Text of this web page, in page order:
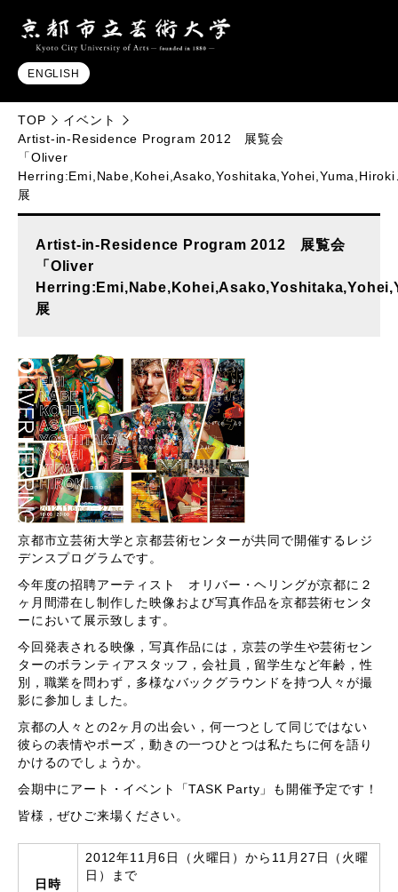
ENGLISH
TOP
イベント
Artist-in-Residence Program 2012 展覧会
「Oliver
展
Artist-in-Residence Program 2012 展覧会
「Oliver
展
京都市立芸術大学と京都芸術センターが共同で開催するレジ
デンスプログラムです。
今年度の招聘アーティスト オリバー・ヘリングが京都に２
ヶ月間滞在し制作した映像および写真作品を京都芸術センタ
ーにおいて展示致します。
今回発表される映像，写真作品には，京芸の学生や芸術セン
ターのボランティアスタッフ，会社員， 留学生など年齢，性
別，職業を問わず， 多様なバックグラウンドを持つ人々が撮
影に参加しました。
京都の人々との2ヶ月の出会い，何一つとして同じではない
彼らの表情やポーズ，動きの一つひとつは私たちに何を語り
かけるのでしょうか。
会期中にアート・イベント「TASK Party」も開催予定です！
皆様，ぜひご来場ください。
日時
2012年11月6日（火曜日）から11月27日（火曜
日）まで